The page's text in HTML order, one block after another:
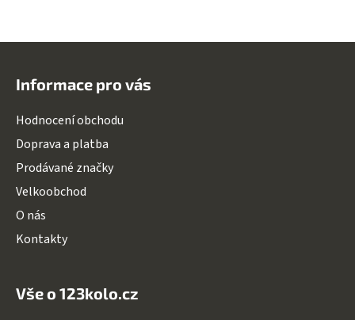
Informace pro vás
Hodnocení obchodu
Doprava a platba
Prodávané značky
Velkoobchod
O nás
Kontakty
Vše o 123kolo.cz